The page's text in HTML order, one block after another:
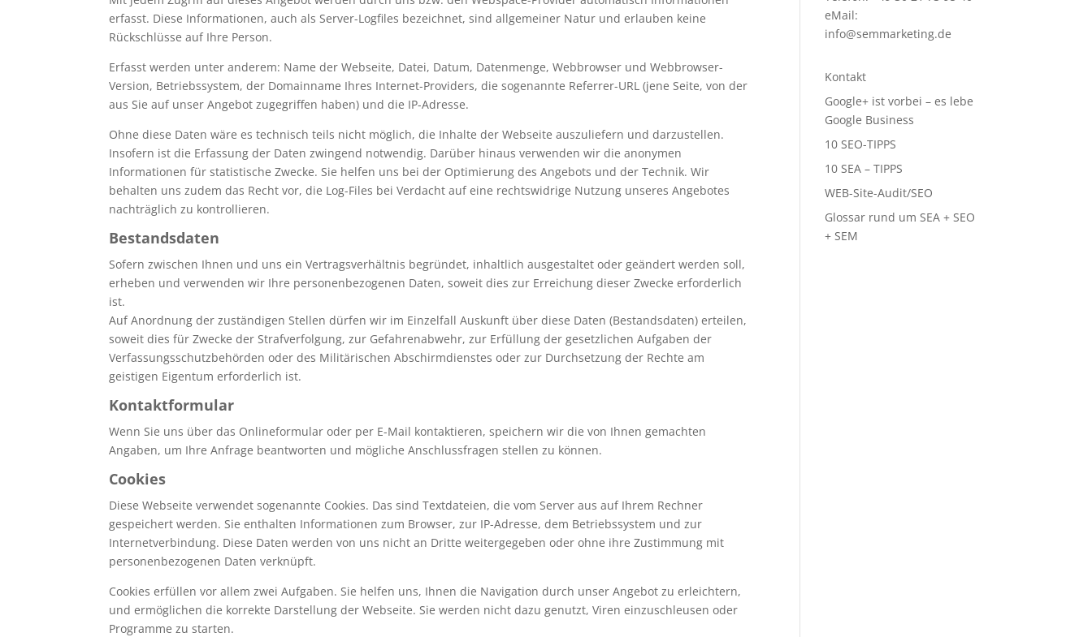
erfasst. Diese Informationen, auch als Server-Logfiles bezeichnet, sind allgemeiner Natur und erlauben keine
Rückschlüsse auf Ihre Person.
Erfasst werden unter anderem: Name der Webseite, Datei, Datum, Datenmenge, Webbrowser und Webbrowser-
Version, Betriebssystem, der Domainname Ihres Internet-Providers, die sogenannte Referrer-URL (jene Seite, von der
aus Sie auf unser Angebot zugegriffen haben) und die IP-Adresse.
Ohne diese Daten wäre es technisch teils nicht möglich, die Inhalte der Webseite auszuliefern und darzustellen.
Insofern ist die Erfassung der Daten zwingend notwendig. Darüber hinaus verwenden wir die anonymen
Informationen für statistische Zwecke. Sie helfen uns bei der Optimierung des Angebots und der Technik. Wir
behalten uns zudem das Recht vor, die Log-Files bei Verdacht auf eine rechtswidrige Nutzung unseres Angebotes
nachträglich zu kontrollieren.
Bestandsdaten
Sofern zwischen Ihnen und uns ein Vertragsverhältnis begründet, inhaltlich ausgestaltet oder geändert werden soll,
erheben und verwenden wir Ihre personenbezogenen Daten, soweit dies zur Erreichung dieser Zwecke erforderlich
ist.
Auf Anordnung der zuständigen Stellen dürfen wir im Einzelfall Auskunft über diese Daten (Bestandsdaten) erteilen,
soweit dies für Zwecke der Strafverfolgung, zur Gefahrenabwehr, zur Erfüllung der gesetzlichen Aufgaben der
Verfassungsschutzbehörden oder des Militärischen Abschirmdienstes oder zur Durchsetzung der Rechte am
geistigen Eigentum erforderlich ist.
Kontaktformular
Wenn Sie uns über das Onlineformular oder per E-Mail kontaktieren, speichern wir die von Ihnen gemachten
Angaben, um Ihre Anfrage beantworten und mögliche Anschlussfragen stellen zu können.
Cookies
Diese Webseite verwendet sogenannte Cookies. Das sind Textdateien, die vom Server aus auf Ihrem Rechner
gespeichert werden. Sie enthalten Informationen zum Browser, zur IP-Adresse, dem Betriebssystem und zur
Internetverbindung. Diese Daten werden von uns nicht an Dritte weitergegeben oder ohne ihre Zustimmung mit
personenbezogenen Daten verknüpft.
Cookies erfüllen vor allem zwei Aufgaben. Sie helfen uns, Ihnen die Navigation durch unser Angebot zu erleichtern,
und ermöglichen die korrekte Darstellung der Webseite. Sie werden nicht dazu genutzt, Viren einzuschleusen oder
Programme zu starten.
eMail:
info@semmarketing.de
Kontakt
Google+ ist vorbei – es lebe
Google Business
10 SEO-TIPPS
10 SEA – TIPPS
WEB-Site-Audit/SEO
Glossar rund um SEA + SEO
+ SEM